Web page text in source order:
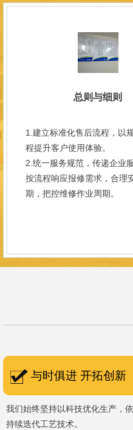
以质量创品牌，以品牌创市场的
总则与细则
1.建立标准化售后流程，以
程提升客户使用体验。
2.统一服务规范，传递企业
按流程响应报修需求，合理
期，把控维修作业周期。
与时俱进 开拓创新
我们始终坚持以科技优化生产，
持续迭代工艺技术。